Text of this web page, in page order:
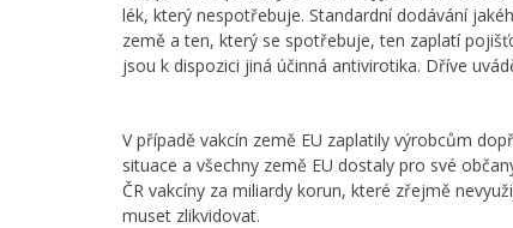
lék, který nespotřebuje. Standardní dodávání
země a ten, který se spotřebuje, ten zaplatí
jsou k dispozici jiná účinná antivirotika. Dříve
V případě vakcín země EU zaplatily výrobcům
situace a všechny země EU dostaly pro své
ČR vakcíny za miliardy korun, které zřejmě
muset zlikvidovat.